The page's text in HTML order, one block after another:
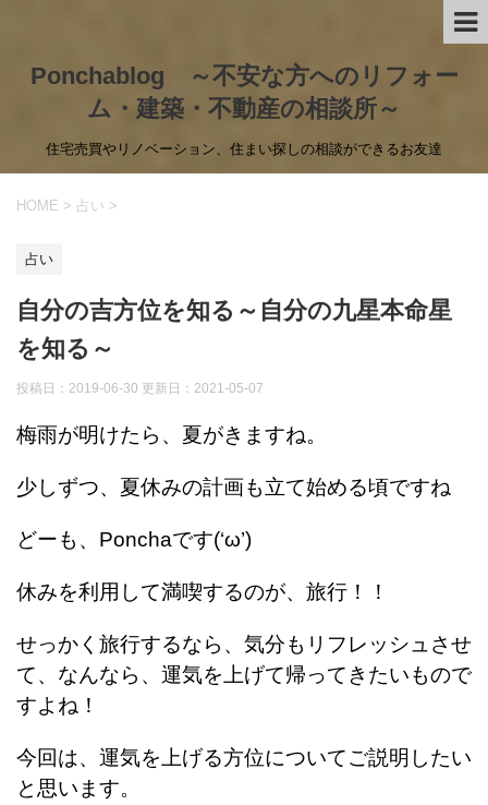
Ponchablog ～不安な方へのリフォー
ム・建築・不動産の相談所～
住宅売買やリノベーション、住まい探しの相談ができるお友達
HOME > 占い >
占い
自分の吉方位を知る～自分の九星本命星
を知る～
投稿日：2019-06-30 更新日： 2021-05-07
梅雨が明けたら、夏がきますね。
少しずつ、夏休みの計画も立て始める頃ですね
どーも、Ponchaです(‘ω’)
休みを利用して満喫するのが、旅行！！
せっかく旅行するなら、気分もリフレッシュさせ
て、なんなら、運気を上げて帰ってきたいもので
すよね！
今回は、運気を上げる方位についてご説明したい
と思います。